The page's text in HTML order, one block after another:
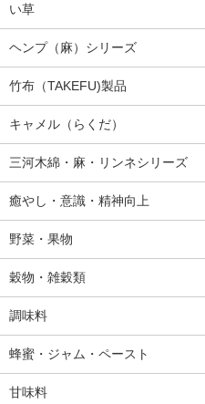
い草
ヘンプ（麻）シリーズ
竹布（TAKEFU)製品
キャメル（らくだ）
三河木綿・麻・リンネシリーズ
癒やし・意識・精神向上
野菜・果物
穀物・雑穀類
調味料
蜂蜜・ジャム・ペースト
甘味料